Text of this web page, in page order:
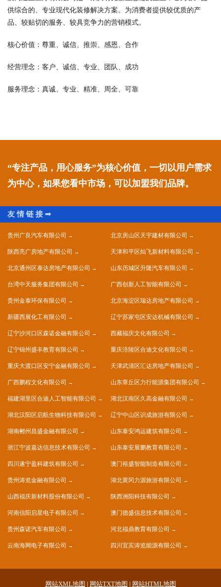
供综合的、专业现代化装修解决方案。为消费者提供较优质的产
品、较贴切的服务、较具竞争力的营销模式。
核心价值：尊重、诚信、推崇、感恩、合作
经营理念：客户、诚信、专业、团队、成功
服务理念：真诚、专业、精准、周全、可靠
“专注产品，用心服务”为核心价值，一切以用户需求
为中心，如果您看中市场，可以加盟我们品牌。
贵州广良汽车有限公司 北京房山区天宇建材有限公司
陕西亮广房地产有限公司 天津和平区灿飞新材料有限公司
北京通州区泰达房地产有限公司 山东历城区升隆汽车有限公司
台湾中天服务集团有限公司 广西创新人工智能有限公司
贵州金泰环保有限公司 北京海淀区瑞达房地产有限公司
新疆西展化工有限公司 辽宁苏家屯区安达机械有限公司
辽宁沙河口区森诺金融有限公司 西藏福庆文化有限公司
辽宁锦州盛丰教育有限公司 重庆涪陵区合迪文化有限公司
重庆大渡口区安宁金融有限公司 天津武清区汇达房地产有限公司
广西鹏程文化有限公司 山东章丘区力行能源集团有限公司
福建湖里区合迪人工智能有限公司 湖北汉南区久高金融有限公司
湖北汉阳区启航生物科技有限公司 辽宁中山区识成旅游有限公司
湖南郴州昌盛金融有限公司 山东泰安鸿运建筑有限公司
浙江宁波嘉达信息技术有限公司 山东泰安展鹏教育有限公司
四川遂宁盈科建筑有限公司 澳门裕盛智能制造有限公司
贵州涛览金融有限公司 湖北黄冈力源旅游有限公司
山西福庆新材料股份有限公司 陕西洲阳科技有限公司
河南信阳启星电子有限公司 澳门德盛信息技术有限公司
贵州森诺汽车有限公司 河北福鼎教育有限公司
云南海网电子有限公司 四川宜宾涛览能源有限公司
网站XML地图 | 网站TXT地图 | 网站HTML地图